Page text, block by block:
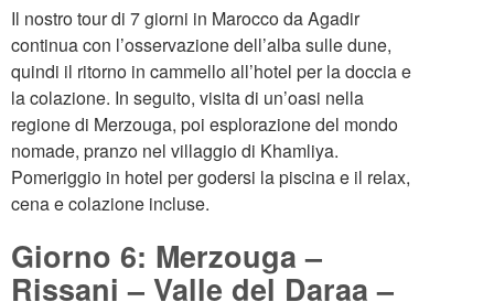
Il nostro tour di 7 giorni in Marocco da Agadir
continua con l’osservazione dell’alba sulle dune,
quindi il ritorno in cammello all’hotel per la doccia e
la colazione. In seguito, visita di un’oasi nella
regione di Merzouga, poi esplorazione del mondo
nomade, pranzo nel villaggio di Khamliya.
Pomeriggio in hotel per godersi la piscina e il relax,
cena e colazione incluse.
Giorno 6: Merzouga –
Rissani – Valle del Daraa –